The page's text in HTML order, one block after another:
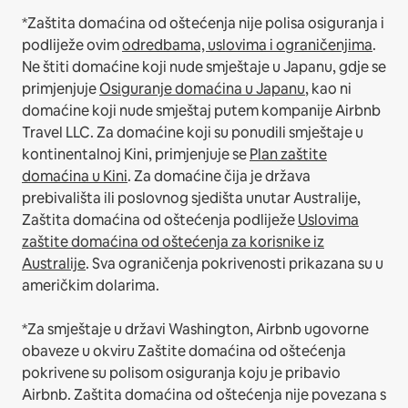
*Zaštita domaćina od oštećenja nije polisa osiguranja i
podliježe ovimodredbama, uslovima i ograničenjima.
Ne štiti domaćine koji nude smještaje u Japanu, gdje se
primjenjujeOsiguranje domaćina u Japanu, kao ni
domaćine koji nude smještaj putem kompanije Airbnb
Travel LLC.Za domaćine koji su ponudili smještaje u
kontinentalnoj Kini, primjenjuje sePlan zaštite
domaćina u Kini.Za domaćine čija je država
prebivališta ili poslovnog sjedišta unutar Australije,
Zaštita domaćina od oštećenja podliježeUslovima
zaštite domaćina od oštećenja za korisnike iz
Australije. Sva ograničenja pokrivenosti prikazana su u
američkim dolarima.
*Za smještaje u državi Washington, Airbnb ugovorne
obaveze u okviru Zaštite domaćina od oštećenja
pokrivene su polisom osiguranja koju je pribavio
Airbnb. Zaštita domaćina od oštećenja nije povezana s